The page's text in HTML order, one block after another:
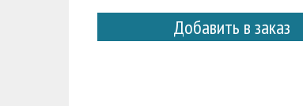
Добавить в заказ